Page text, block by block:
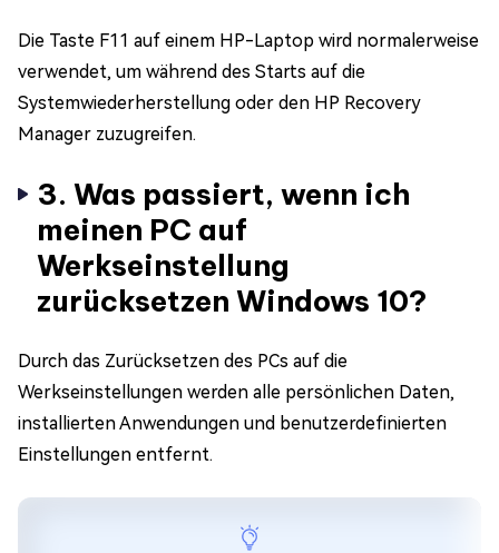
Die Taste F11 auf einem HP-Laptop wird normalerweise
verwendet, um während des Starts auf die
Systemwiederherstellung oder den HP Recovery
Manager zuzugreifen.
3. Was passiert, wenn ich
meinen PC auf
Werkseinstellung
zurücksetzen Windows 10?
Durch das Zurücksetzen des PCs auf die
Werkseinstellungen werden alle persönlichen Daten,
installierten Anwendungen und benutzerdefinierten
Einstellungen entfernt.